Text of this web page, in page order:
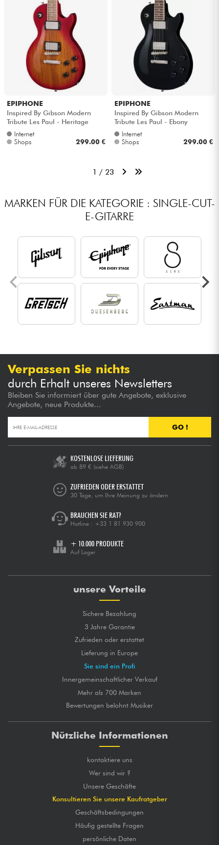
EPIPHONE
Inspired By Gibson Modern
Tribute Les Paul - Heritage
cherry sunburst
Internet
Shops
299.00 €
EPIPHONE
Inspired By Gibson Modern
Tribute Les Paul - Ebony
Internet
Shops
299.00 €
1 / 23
MARKEN FÜR DIE KATEGORIE : SINGLE-CUT-
E-GITARRE
Verpassen Sie nichts
durch Erhalt unseres Newsletters
Bleiben Sie informiert über gute Angebote, exklusive
Angebote, neue Produkte...
GO !
KOSTENLOSE LIEFERUNG
ab 89 € (siehe AGB)
ZUFRIEDEN ODER ERSTATTET
30 Tage, um Ihre Meinung zu ändern
BRAUCHEN SIE RAT?
Hotline : +33 1 81 930 900
+ 10.000 PRODUKTE
Auf Lager
unsere Vorteile
Sichere Bezahlung
3 Jahre Garantie
Zufrieden oder erstattet
Lieferung in Europe
Sie sind ein Profi
Innergemeinschaftlicher Verkauf
Mehr als 700 Marken
Bewertungen belohnt Musiker
Nützliche Informationen
kontaktiere uns
Wer sind wir ?
Unsere Geschäfte
Konsultieren Sie unsere Kaufratgeber
Geschäftsbedingungen
Häufig gestellte Fragen
persönliche Daten